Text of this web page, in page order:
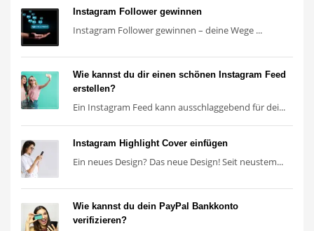
Instagram Follower gewinnen
Instagram Follower gewinnen – deine Wege ...
Wie kannst du dir einen schönen Instagram Feed
erstellen?
Ein Instagram Feed kann ausschlaggebend für dei...
Instagram Highlight Cover einfügen
Ein neues Design? Das neue Design! Seit neustem...
Wie kannst du dein PayPal Bankkonto
verifizieren?